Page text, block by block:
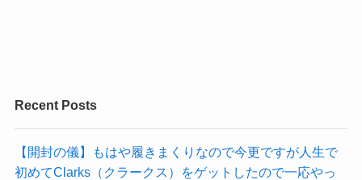
Recent Posts
【開封の儀】もはや履きまくりなので今更ですが人生で
初めてClarks（クラークス）をゲットしたので一応やっ